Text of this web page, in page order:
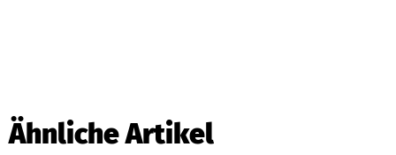
Ähnliche Artikel